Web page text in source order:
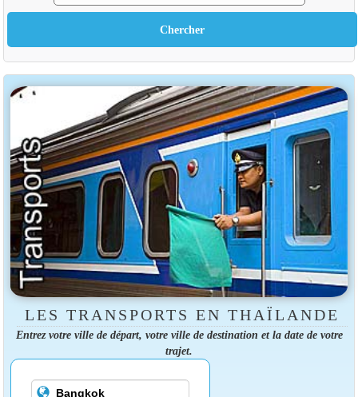
LES TRANSPORTS EN THAÏLANDE
Entrez votre ville de départ, votre ville de destination et la date de votre
trajet.